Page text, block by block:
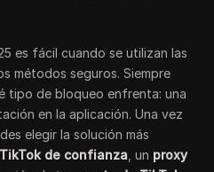
es fácil cuando se utilizan las
métodos seguros. Siempre
tipo de bloqueo enfrenta: una
en la aplicación. Una vez
elegir la solución más
de confianza , un proxy